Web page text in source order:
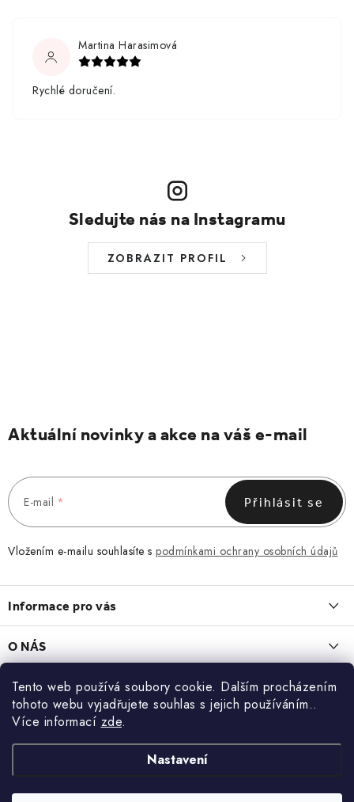
Tento web používá soubory cookie. Dalším procházením
tohoto webu vyjadřujete souhlas s jejich používáním..
Více informací zde.
Nastavení
Martina Harasimová
Rychlé doručení.
Sledujte nás na Instagramu
ZOBRAZIT PROFIL
Aktuální novinky a akce na váš e-mail
E-mail
Vložením e-mailu souhlasíte s podmínkami ochrany osobních údajů
Přihlásit se
á
p
t
Informace pro vás
Obchodní podmínky
Vrácení a reklamace
Zásady zpracování a ochrany osobních údajů
Kontakt
O NÁS
Kontakt
Blog
LEDVINKA, KTERÁ ZAPADNE DO KAŽDÉHO DNE
MACRAMÉ. KDYŽ CHCETE NĚCO, CO NEBUDE MÍT NIKDO JINÝ
KONTAKT